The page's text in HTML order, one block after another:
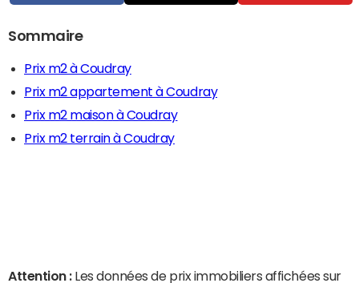
Sommaire
Prix m2 à Coudray
Prix m2 appartement à Coudray
Prix m2 maison à Coudray
Prix m2 terrain à Coudray
Attention : Les données de prix immobiliers affichées sur